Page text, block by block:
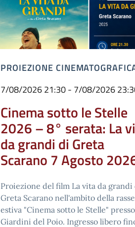
PROIEZIONE
7/08/2026 21:30 - 7/08/2026
Cinema sotto le Stelle
2026 – 8° serata: La
da grandi di Greta
Scarano 7 Agosto
Proiezione del film La vita da grandi
Greta Scarano nell'ambito della
estiva "Cinema sotto le Stelle"
Giardini del Poio. Ingresso libero